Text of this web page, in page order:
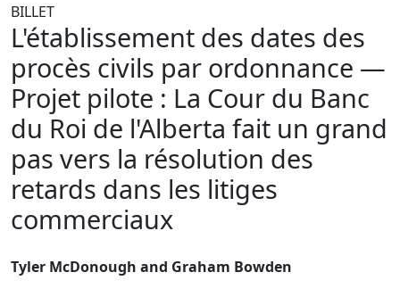
BILLET
L'établissement des dates des
procès civils par ordonnance —
Projet pilote : La Cour du Banc
du Roi de l'Alberta fait un grand
pas vers la résolution des
retards dans les litiges
commerciaux
Tyler McDonough and Graham Bowden